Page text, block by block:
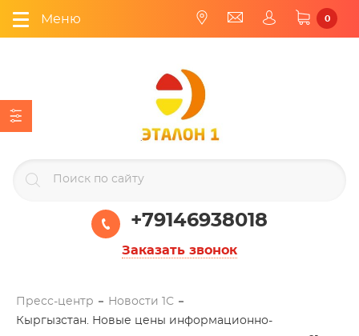
Меню 0
+79146938018
Заказать звонок
Пресс-центр
Новости 1С
Кыргызстан. Новые цены информационно-